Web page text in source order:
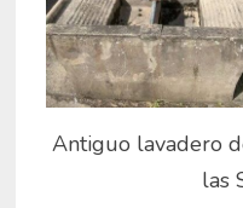
Antiguo lavadero
las